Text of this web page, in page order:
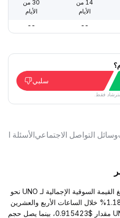
14 من
الأيام
30 من
الأيام
--
--
سلبي
فقط.
وسائل التواصل الاجتماعيالأسئلة
اعتبارًا من 8 أغسطس 2026، تبلغ القيمة السوقية الإجمالية لـ UNO نحو
$14.60K، ما يمثل تغيرًا بنسبة -1.18% خلال الساعات الأربع والعشرين
الماضية. ويبلغ السعر الحالي لـ UNO مقدار $0.915423، بينما يصل حجم